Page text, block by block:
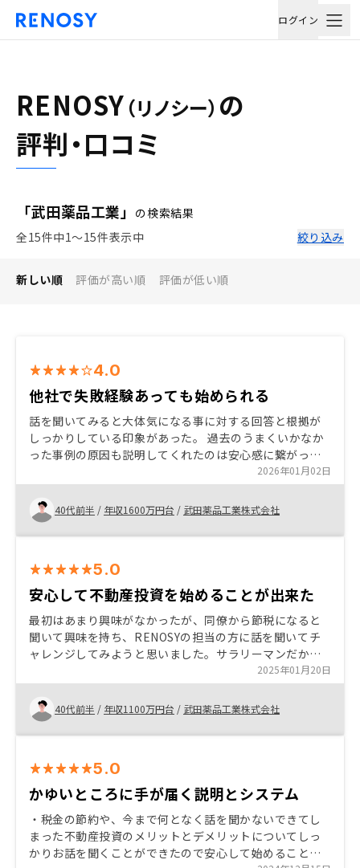
ログイン
RENOSY （リノシー） の
評判・口コミ
「武田薬品工業」 の検索結果
全15件中1〜15件表示中
絞り込み
新しい順 評価が高い順 評価が低い順
4.0
他社で失敗経験あっても始められる
話を聞いてみると大体気になる事に対する回答と根拠が
しっかりしている印象があった。 過去のうまくいかなか
った事例の原因も説明してくれたのは安心感に繋がった
し、どうすれば同じような失敗にならずに済むのかとい
う点もアドバイスもらえて信頼できた 時間を拘束する内
容に関してはアポイントの約束を守って欲しい。セール
スと事務手続きをする人の情報連携が一部不足してお
り、重複する説明をしなければならない事があった
2026年01月02日
40代前半 / 年収1600万円台 / 武田薬品工業株式会社
5.0
安心して不動産投資を始めることが出来た
最初はあまり興味がなかったが、同僚から節税になると
聞いて興味を持ち、RENOSYの担当の方に話を聞いてチ
ャレンジしてみようと思いました。サラリーマンだから
こそできる投資スタイルであり、リスクももちろんあり
ますが十分許容範囲ではないかと思いました。
2025年01月20日
40代前半 / 年収1100万円台 / 武田薬品工業株式会社
5.0
かゆいところに手が届く説明とシステム
・税金の節約や、今まで何となく話を聞かないできてし
まった不動産投資のメリットとデメリットについてしっ
かりお話を聞くことができたので安心して始めることが